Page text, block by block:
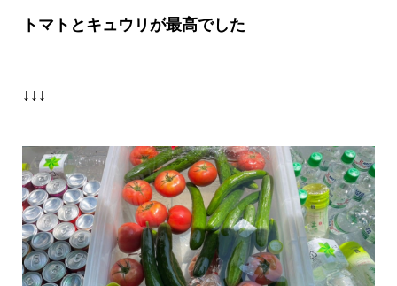
トマトとキュウリが最高でした
↓↓↓